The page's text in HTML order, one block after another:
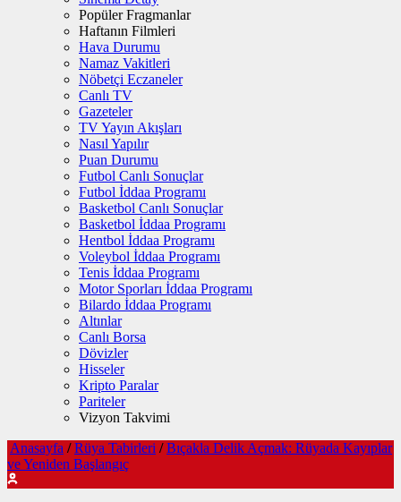
Popüler Fragmanlar
Haftanın Filmleri
Hava Durumu
Namaz Vakitleri
Nöbetçi Eczaneler
Canlı TV
Gazeteler
TV Yayın Akışları
Nasıl Yapılır
Puan Durumu
Futbol Canlı Sonuçlar
Futbol İddaa Programı
Basketbol Canlı Sonuçlar
Basketbol İddaa Programı
Hentbol İddaa Programı
Voleybol İddaa Programı
Tenis İddaa Programı
Motor Sporları İddaa Programı
Bilardo İddaa Programı
Altınlar
Canlı Borsa
Dövizler
Hisseler
Kripto Paralar
Pariteler
Vizyon Takvimi
Anasayfa / Rüya Tabirleri / Bıçakla Delik Açmak: Rüyada Kayıplar
ve Yeniden Başlangıç